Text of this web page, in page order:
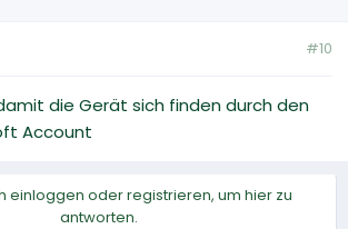
#10
die Gerät sich finden durch den
Account
einloggen oder registrieren, um hier zu
antworten.